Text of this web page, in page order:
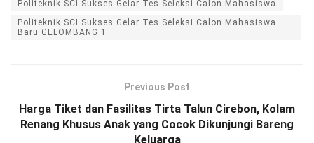
Politeknik SCI Sukses Gelar Tes Seleksi Calon Mahasiswa
Politeknik SCI Sukses Gelar Tes Seleksi Calon Mahasiswa
Baru GELOMBANG 1
Previous Post
Harga Tiket dan Fasilitas Tirta Talun Cirebon, Kolam
Renang Khusus Anak yang Cocok Dikunjungi Bareng
Keluarga